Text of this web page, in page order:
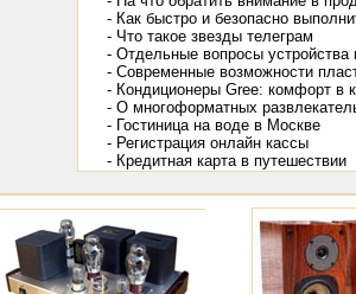
- Как быстро и безопасно
- Что такое звезды телеграм
- Отдельные вопросы устройства
- Современные возможности
- Кондиционеры Gree: комфорт в
- О многоформатных
- Гостиница на воде в Москве
- Регистрация онлайн кассы
- Кредитная карта в путешествии